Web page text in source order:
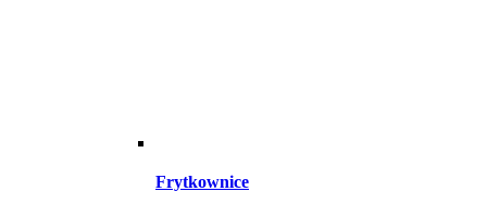
Frytkownice